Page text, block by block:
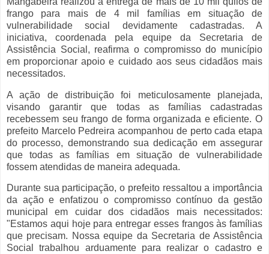
frango para mais de 4 mil famílias em situação de
vulnerabilidade social devidamente cadastradas. A
iniciativa, coordenada pela equipe da Secretaria de
Assistência Social, reafirma o compromisso do município
em proporcionar apoio e cuidado aos seus cidadãos mais
necessitados.
A ação de distribuição foi meticulosamente planejada,
visando garantir que todas as famílias cadastradas
recebessem seu frango de forma organizada e eficiente. O
prefeito Marcelo Pedreira acompanhou de perto cada etapa
do processo, demonstrando sua dedicação em assegurar
que todas as famílias em situação de vulnerabilidade
fossem atendidas de maneira adequada.
Durante sua participação, o prefeito ressaltou a importância
da ação e enfatizou o compromisso contínuo da gestão
municipal em cuidar dos cidadãos mais necessitados:
"Estamos aqui hoje para entregar esses frangos às famílias
que precisam. Nossa equipe da Secretaria de Assistência
Social trabalhou arduamente para realizar o cadastro e